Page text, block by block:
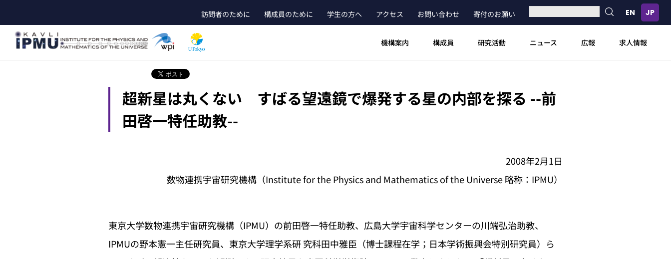
ン
テ
header_main_menu_contact
訪問者のために 構成員のために 学生の方へ アクセス お問い合わせ 寄付のお願い
機構案内 構成員 研究活動 ニュース 広報 求人情報
超新星は丸くない すばる望遠鏡で爆発する星の内部を探る --前
田啓一特任助教--
2008年2月1日
数物連携宇宙研究機構（Institute for the Physics and Mathematics of the Universe 略称：IPMU）
東京大学数物連携宇宙研究機構（IPMU）の前田啓一特任助教、広島大学宇宙科学センターの川端弘治助教、
IPMUの野本憲一主任研究員、東京大学理学系研 究科田中雅臣（博士課程在学；日本学術振興会特別研究員）ら